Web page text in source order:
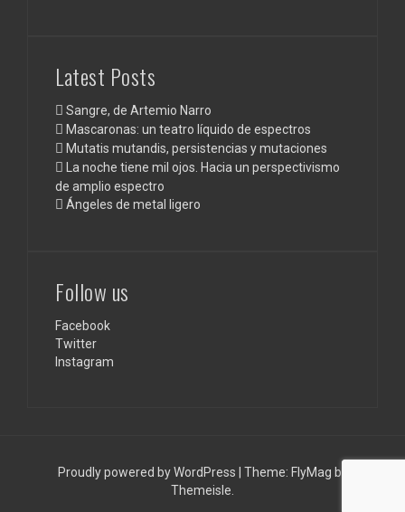
Latest Posts
Sangre, de Artemio Narro
Mascaronas: un teatro líquido de espectros
Mutatis mutandis, persistencias y mutaciones
La noche tiene mil ojos. Hacia un perspectivismo
de amplio espectro
Ángeles de metal ligero
Follow us
Facebook
Twitter
Instagram
Proudly powered by WordPress Theme: FlyMag by
Themeisle.